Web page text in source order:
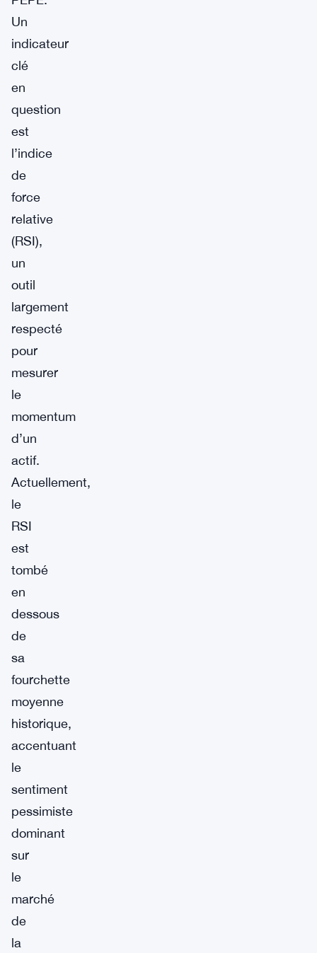
Un
indicateur
clé
en
question
est
l’indice
de
force
relative
(RSI),
un
outil
largement
respecté
pour
mesurer
le
momentum
d’un
actif.
Actuellement,
le
RSI
est
tombé
en
dessous
de
sa
fourchette
moyenne
historique,
accentuant
le
sentiment
pessimiste
dominant
sur
le
marché
de
la